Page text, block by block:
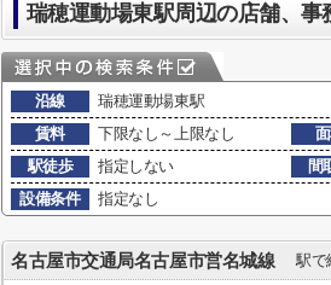
瑞穂運動場東駅周辺の店舗、
沿線
瑞穂運動場東駅
賃料
下限なし～上限なし
駅徒歩
指定しない 間
設備条件
指定なし
名古屋市交通局名古屋市営名城線 駅で